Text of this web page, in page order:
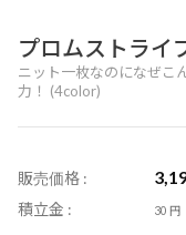
プロムストライ
ニット一枚なのになぜこ
力！ (4color)
販売価格 :
積立金 : 30 円